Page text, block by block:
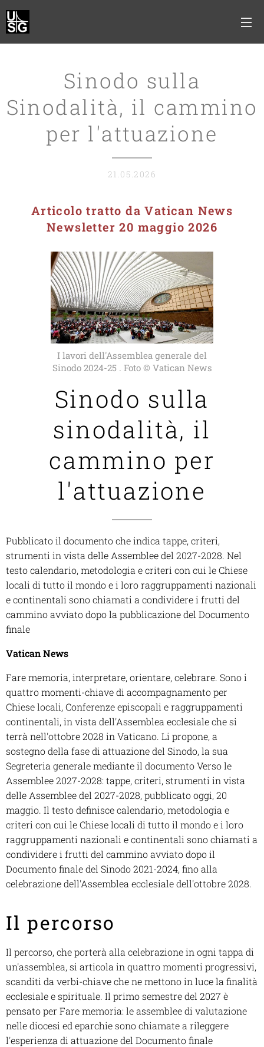
Sinodo sulla
Sinodalità, il cammino
per l'attuazione
21.05.2026
Articolo tratto da Vatican News
Newsletter 20 maggio 2026
I lavori dell'Assemblea generale del
Sinodo 2024-25 . Foto © Vatican News
Sinodo sulla
sinodalità, il
cammino per
l'attuazione
Pubblicato il documento che indica tappe, criteri,
strumenti in vista delle Assemblee del 2027-2028. Nel
testo calendario, metodologia e criteri con cui le Chiese
locali di tutto il mondo e i loro raggruppamenti nazionali
e continentali sono chiamati a condividere i frutti del
cammino avviato dopo la pubblicazione del Documento
finale
Vatican News
Fare memoria, interpretare, orientare, celebrare. Sono i
quattro momenti-chiave di accompagnamento per
Chiese locali, Conferenze episcopali e raggruppamenti
continentali, in vista dell'Assemblea ecclesiale che si
terrà nell'ottobre 2028 in Vaticano. Li propone, a
sostegno della fase di attuazione del Sinodo, la sua
Segreteria generale mediante il documentoVerso le
Assemblee 2027-2028: tappe, criteri, strumenti in vista
delle Assemblee del 2027-2028, pubblicato oggi, 20
maggio. Il testo definisce calendario, metodologia e
criteri con cui le Chiese locali di tutto il mondo e i loro
raggruppamenti nazionali e continentali sono chiamati a
condividere i frutti del cammino avviato dopo il
Documento finale del Sinodo 2021-2024, fino alla
celebrazione dell'Assemblea ecclesiale dell'ottobre 2028.
Il percorso
Il percorso, che porterà alla celebrazione in ogni tappa di
un'assemblea, si articola in quattro momenti progressivi,
scanditi da verbi-chiave che ne mettono in luce la finalità
ecclesiale e spirituale. Il primo semestre del 2027 è
pensato per Fare memoria: le assemblee di valutazione
nelle diocesi ed eparchie sono chiamate a rileggere
l'esperienza di attuazione del Documento finale